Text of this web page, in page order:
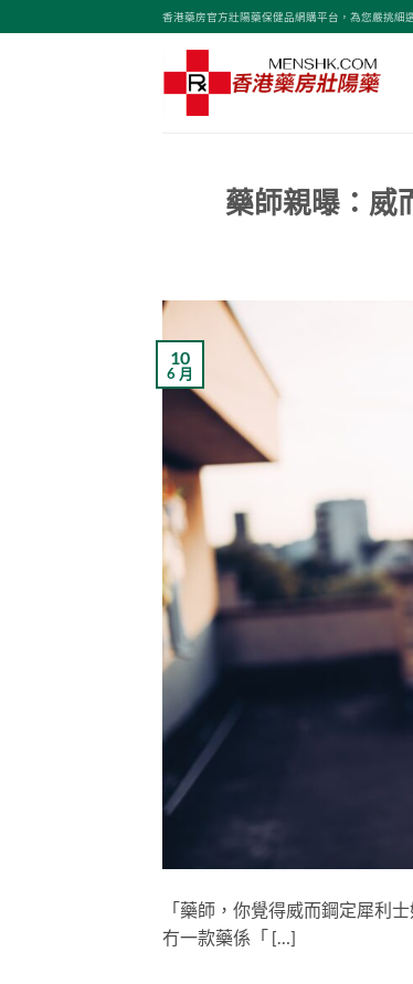
to
香港藥房官方壯陽藥保健品網購平台，為您嚴挑細
藥師親曝：威
10
6 月
「藥師，你覺得威而鋼定犀利
冇一款藥係「 […]